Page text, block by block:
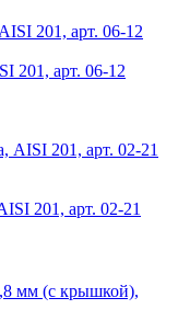
201, арт. 06-12
201, арт. 02-21